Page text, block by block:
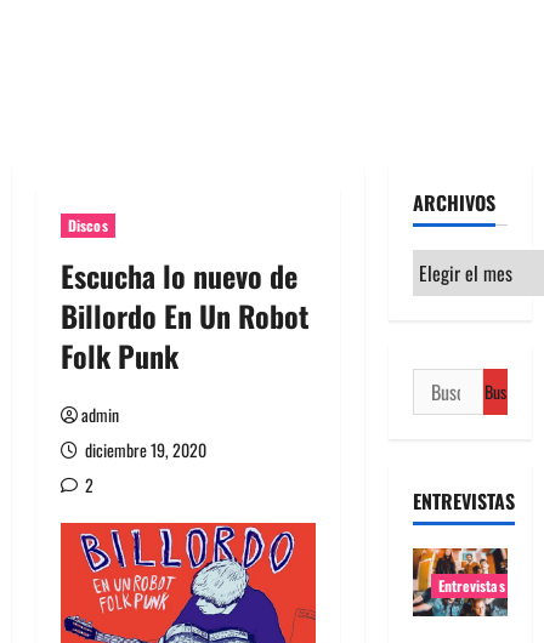
Discos
Escucha lo nuevo de
Billordo En Un Robot
Folk Punk
admin
diciembre 19, 2020
2
ARCHIVOS
Archivos
Buscar:
ENTREVISTAS
Entrevistas